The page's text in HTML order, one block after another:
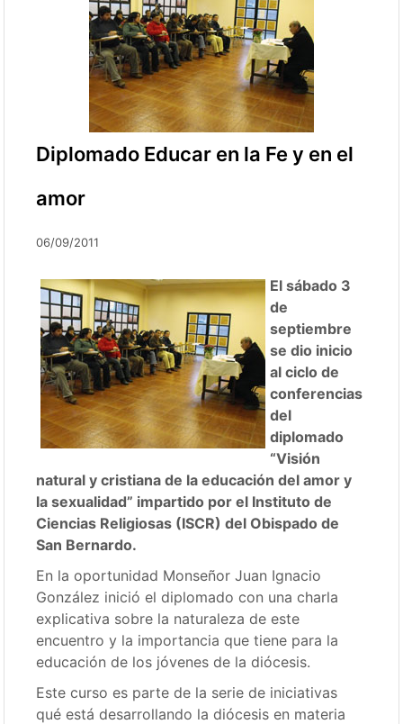
Diplomado Educar en la Fe y en el
amor
06/09/2011
El sábado 3
de
septiembre
se dio inicio
al ciclo de
conferencias
del
diplomado
“Visión
natural y cristiana de la educación del amor y
la sexualidad” impartido por el Instituto de
Ciencias Religiosas (ISCR) del Obispado de
San Bernardo.
En la oportunidad Monseñor Juan Ignacio
González inició el diplomado con una charla
explicativa sobre la naturaleza de este
encuentro y la importancia que tiene para la
educación de los jóvenes de la diócesis.
Este curso es parte de la serie de iniciativas
qué está desarrollando la diócesis en materia